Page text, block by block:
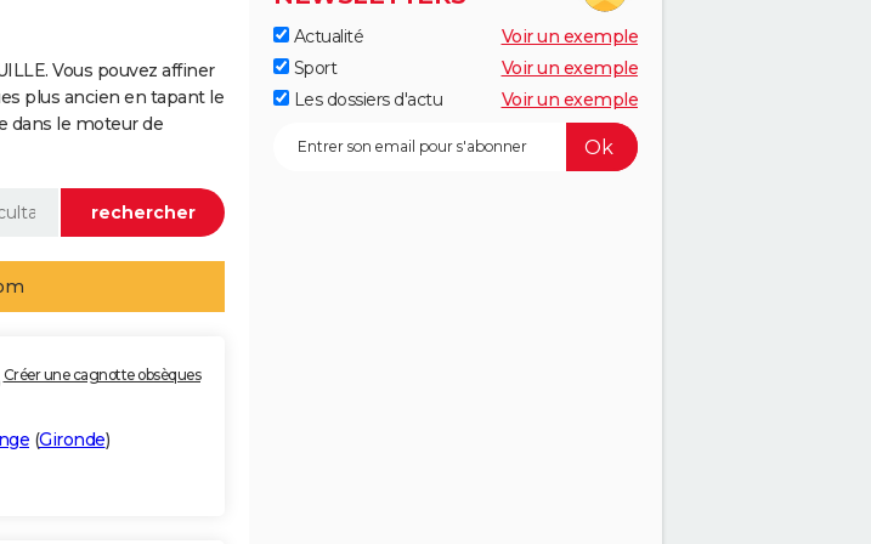
Vous pouvez affiner
plus ancien en tapant le
dans le moteur de
Créer une cagnotte obsèques
(Gironde)
Actualité
Voir un exemple
Sport
Voir un exemple
Les dossiers d'actu
Voir un exemple